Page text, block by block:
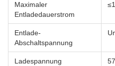
Maximaler
Entladedauerstrom
Entlade-
Abschaltspannung
Ladespannung